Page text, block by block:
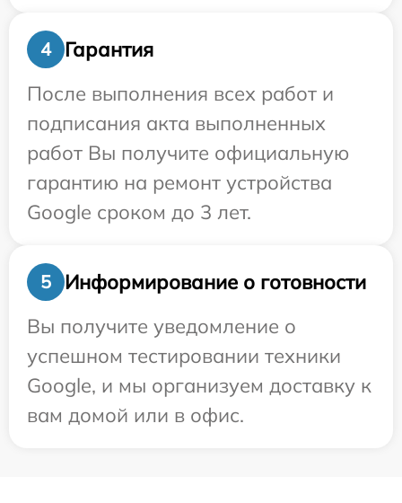
4
Гарантия
После выполнения всех работ и
подписания акта выполненных
работ Вы получите официальную
гарантию на ремонт устройства
Google сроком до 3 лет.
5
Информирование о готовности
Вы получите уведомление о
успешном тестировании техники
Google, и мы организуем доставку к
вам домой или в офис.